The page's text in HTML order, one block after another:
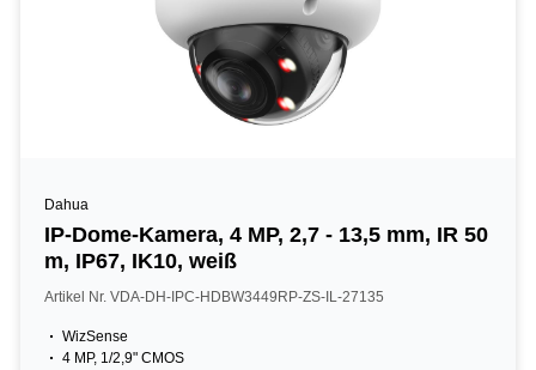
Dahua
IP-Dome-Kamera, 4 MP, 2,7 - 13,5 mm, IR 50
m, IP67, IK10, weiß
Artikel Nr. VDA-DH-IPC-HDBW3449RP-ZS-IL-27135
WizSense
4 MP, 1/2,9" CMOS